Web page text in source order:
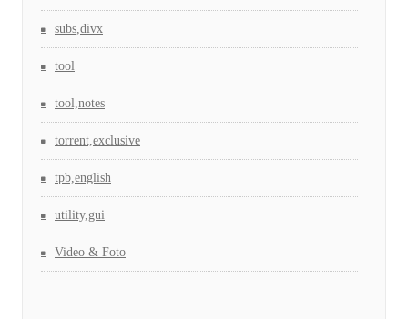
subs,divx
tool
tool,notes
torrent,exclusive
tpb,english
utility,gui
Video & Foto